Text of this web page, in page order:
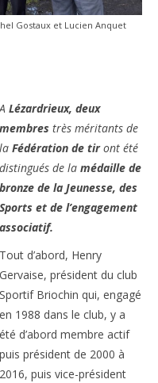
Gostaux et Lucien Anquet
A Lézardrieux, deux
membres très méritants de
la Fédération de tiront été
distingués de la médaille de
bronze de la Jeunesse, des
Sports et de l’engagement
associatif.
Tout d’abord, Henry
Gervaise, président du club
Sportif Briochin qui, engagé
en 1988 dans le club, y a
été d’abord membre actif
puis président de 2000 à
2016, puis vice-président